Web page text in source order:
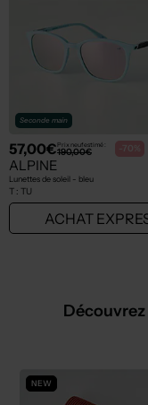
Seconde main
57,00€Prix neuf estimé :
190,00€ -70%
ALPINE
Lunettes de soleil - bleu
T : TU
ACHAT
NEW